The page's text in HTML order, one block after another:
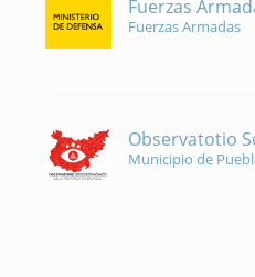
Fuerzas
Fuerzas Armadas
Observatotio
Municipio de